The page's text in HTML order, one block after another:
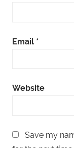
Email *
Website
Save my